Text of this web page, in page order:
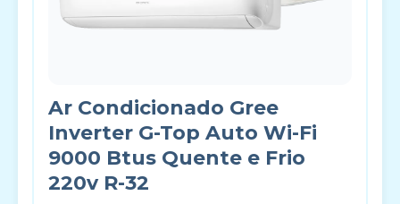
Ar Condicionado Gree
Inverter G-Top Auto Wi-Fi
9000 Btus Quente e Frio
220v R-32